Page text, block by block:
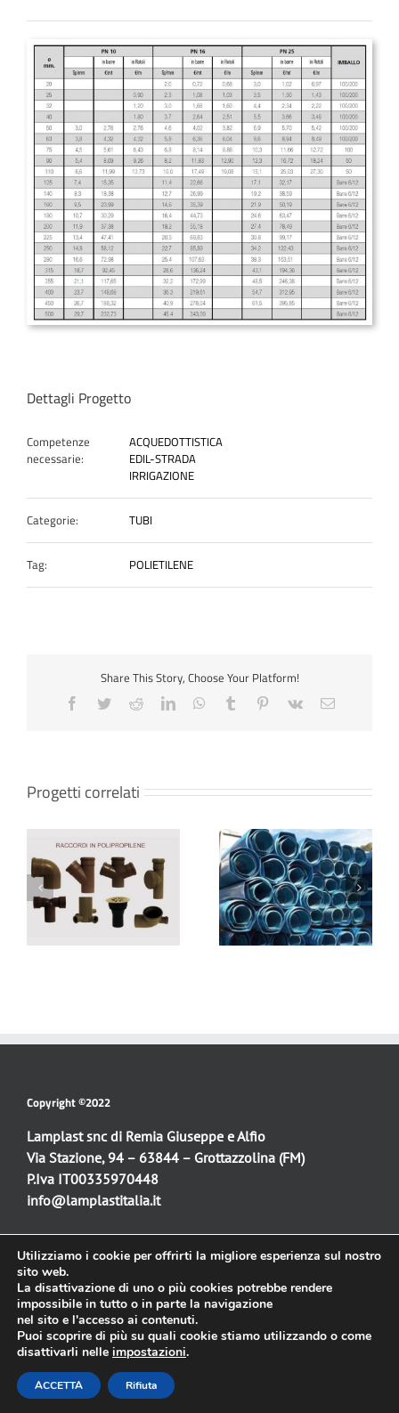
Dettagli Progetto
Competenze
necessarie:
ACQUEDOTTISTICA
EDIL-STRADA
IRRIGAZIONE
Categorie: TUBI
Tag: POLIETILENE
Share This Story, Choose Your Platform!
Progetti correlati
TUBI PVC A FORMA DI
TUNNEL – ML6
TUBO CORRUGATO
BICCHIERATO –
Diametri interni – SN4
Copyright ©2022
Lamplast snc di Remia Giuseppe e Alfio
Via Stazione, 94 – 63844 – Grottazzolina (FM)
P.Iva IT00335970448
info@lamplastitalia.it
Sito web:
Progettazione e realizzazione
Simone Fulimeni
info@simonefulimeni.it
Utilizziamo i cookie per offrirti la migliore esperienza sul nostro
sito web.
La disattivazione di uno o più cookies potrebbe rendere
impossibile in tutto o in parte la navigazione
nel sito e l'accesso ai contenuti.
Puoi scoprire di più su quali cookie stiamo utilizzando o come
disattivarli nelle impostazioni.
ACCETTA Rifiuta